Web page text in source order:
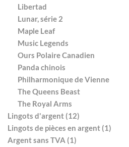
Libertad
Lunar, série 2
Maple Leaf
Music Legends
Ours Polaire Canadien
Panda chinois
Philharmonique de Vienne
The Queens Beast
The Royal Arms
Lingots d'argent (12)
Lingots de pièces en argent (1)
Argent sans TVA (1)